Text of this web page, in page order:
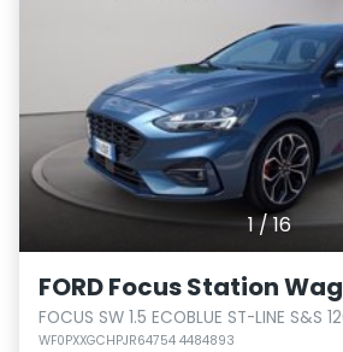
1/16
FORD Focus Station
FOCUS SW 1.5 ECOBLUE ST-LINE S&S
WF0PXXGCHPJR64754 4484893